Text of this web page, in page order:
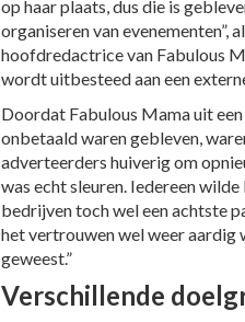
op haar plaats, dus die is
organiseren van evenementen”,
hoofdredactrice van Fabulous
wordt uitbesteed aan een
Doordat Fabulous Mama uit
onbetaald waren gebleven,
adverteerders huiverig om
was echt sleuren. Iedereen
bedrijven toch wel een achtste
het vertrouwen wel weer aardig
geweest.”
Verschillende